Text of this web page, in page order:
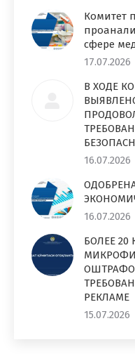
Комитет
сфере
17.07.2026
В ХОДЕ
16.07.2026
16.07.2026
БОЛЕЕ
РЕКЛАМЕ
15.07.2026